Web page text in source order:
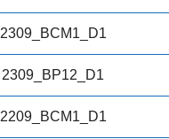
2309_BCM1_D1
2309_BP12_D1
2209_BCM1_D1